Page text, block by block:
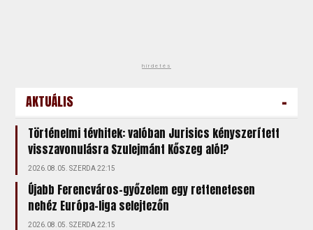
hirdetés
AKTUÁLIS -
Történelmi tévhitek: valóban Jurisics kényszerített
visszavonulásra Szulejmánt Kőszeg alól?
2026.08.05. SZERDA 22:15
Újabb Ferencváros-győzelem egy rettenetesen
nehéz Európa-liga selejtezőn
2026.08.05. SZERDA 22:15